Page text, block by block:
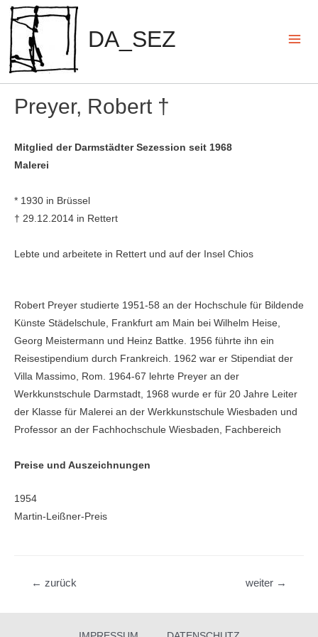
Zum
Inhalt
springen
DA_SEZ
Preyer, Robert †
Mitglied der Darmstädter Sezession seit 1968
Malerei
* 1930 in Brüssel
† 29.12.2014 in Rettert
Lebte und arbeitete in Rettert und auf der Insel Chios
Robert Preyer studierte 1951-58 an der Hochschule für Bildende
Künste Städelschule, Frankfurt am Main bei Wilhelm Heise,
Georg Meistermann und Heinz Battke. 1956 führte ihn ein
Reisestipendium durch Frankreich. 1962 war er Stipendiat der
Villa Massimo, Rom. 1964-67 lehrte Preyer an der
Werkkunstschule Darmstadt, 1968 wurde er für 20 Jahre Leiter
der Klasse für Malerei an der Werkkunstschule Wiesbaden und
Professor an der Fachhochschule Wiesbaden, Fachbereich
Preise und Auszeichnungen
1954
Martin­-Leißner-Preis
Beitragsnavigation
← zurück weiter →